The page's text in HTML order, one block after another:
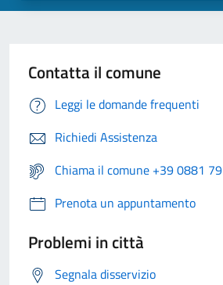
Contatta il comune
Leggi le domande frequenti
Richiedi Assistenza
Chiama il comune +39 0881
Prenota un appuntamento
Problemi in città
Segnala disservizio